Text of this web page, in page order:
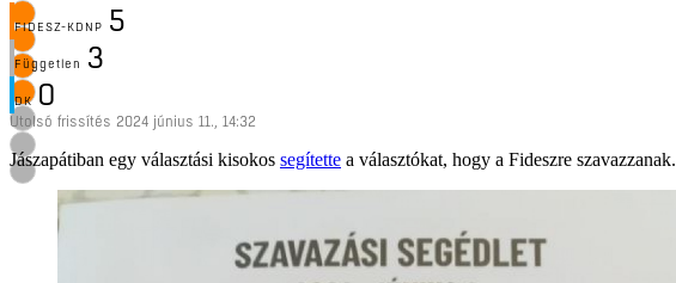
FIDESZ-KDNP 5
Független 3
DK 0
Utolsó frissítés 2024 június 11., 14:32
Jászapátiban egy választási kisokos segítette a választókat, hogy a Fideszre szavazzanak.